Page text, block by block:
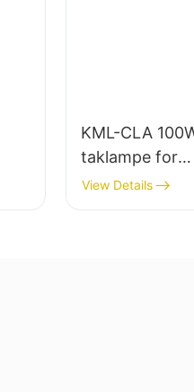
KML-CLA
taklampe for
View Details